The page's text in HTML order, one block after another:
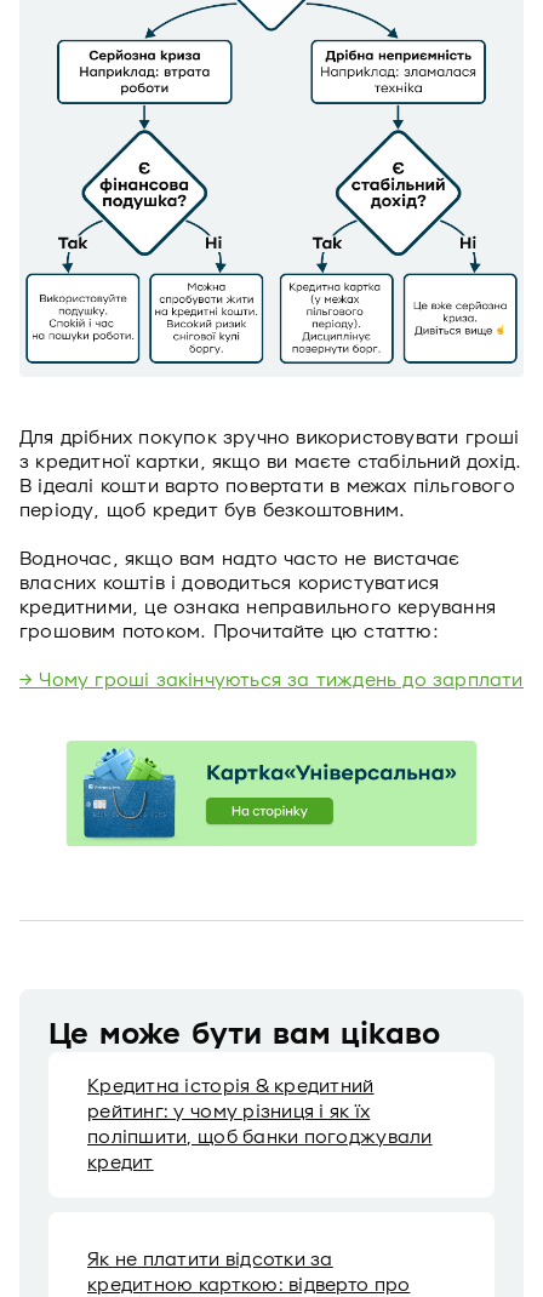
Для дрібних покупок зручно використовувати гроші
з кредитної картки, якщо ви маєте стабільний дохід.
В ідеалі кошти варто повертати в межах пільгового
періоду, щоб кредит був безкоштовним.
Водночас, якщо вам надто часто не вистачає
власних коштів і доводиться користуватися
кредитними, це ознака неправильного керування
грошовим потоком. Прочитайте цю статтю:
→ Чому гроші закінчуються за тиждень до зарплати:
Це може бути вам цікаво
Кредитна історія & кредитний
рейтинг: у чому різниця і як їх
поліпшити, щоб банки погоджували
кредит
Як не платити відсотки за
кредитною карткою: відверто про